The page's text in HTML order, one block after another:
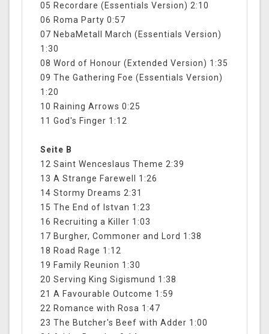
05 Recordare (Essentials Version) 2:10
06 Roma Party 0:57
07 NebaMetall March (Essentials Version)
1:30
08 Word of Honour (Extended Version) 1:35
09 The Gathering Foe (Essentials Version)
1:20
10 Raining Arrows 0:25
11 God's Finger 1:12
Seite B
12 Saint Wenceslaus Theme 2:39
13 A Strange Farewell 1:26
14 Stormy Dreams 2:31
15 The End of Istvan 1:23
16 Recruiting a Killer 1:03
17 Burgher, Commoner and Lord 1:38
18 Road Rage 1:12
19 Family Reunion 1:30
20 Serving King Sigismund 1:38
21 A Favourable Outcome 1:59
22 Romance with Rosa 1:47
23 The Butcher's Beef with Adder 1:00